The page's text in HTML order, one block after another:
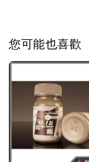
您可能也喜歡